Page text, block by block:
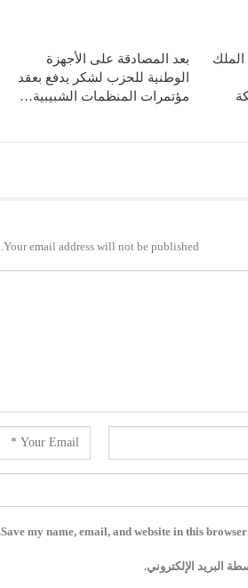
بعد المصادقة على الأجهزة
الوطنية للحزب لشكر يدفع بعقد
مؤتمرات المنظمات الشبيبية…
Your email address will not be published.
Save my name, email, and website in this
البريد الإلكتروني.